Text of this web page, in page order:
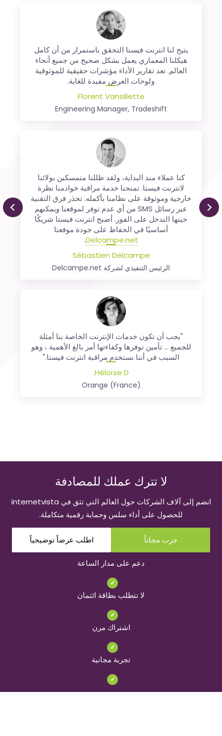
وجودنا فيبلجيكا وفرنساأوالمملكة المتحدةمن خلال
مواقع ويب مختلفة ، ليس من السهل دائمًا مراقبة كل
موقع على حدة. يسمح لنا انترنت فيستا بالقيام بذلك
دون أي مشاكل. يوفر لنا الوقت والمال!
Nicolas Finet
المؤسس المشارك،Sortlist
نستخدم انترنت فيستا منذ عام 2006 لمراقبة منصة
الدفع الخاصة بنا. نحن راضون تمامًا عن الخدمات التي
تقدمها انترنت فيستا، والتي أبدت، منذ البداية، جودة
خدمة ممتازة وقدرة على تطوير منصتها بناءً على
احتياجاتنا.
Xavier Thiran
يجب أن تكون خدمات الإنترنت الخاصة بنا أمثلة
للجميع... وبالتالي، التأكد من توافرها وفعاليتها أمر بالغ
الأهمية وحاسم للأعمال؛ وهو السبب في استخدامنا
لمراقبة مواقع الويب من انترنت فيستا منذ عام 2004.
André Blavier
رئيس قسم الاتصالات في ADN
يتيح لنا انترنت فيستا التحقق باستمرار من أن كامل
هيكلنا المعماري يعمل بشكل صحيح من جميع أنحاء
العالم. تعد تقارير الأداء مؤشرات حقيقية للموثوقية
ولوحات العرض مفيدة للغاية.
Florent Vansiliette
Engineering Manager, Tradeshift
كنا عملاء منذ البداية، ولقد ظللنا متمسكين بولائنا
لانترنت فيستا. تمنحنا خدمة مراقبة خوادمنا نظرة
خارجية وموثوقة على نظامنا بأكمله. تحذر فرق التقنية
عبر رسائل SMS من أي عدم توفر لموقعنا ويمكنهم
حينها التدخل على الفور. أصبح انترنت فيستا شريكًا
أساسيًا في الحفاظ على جودة موقعنا
Delcampe.net
.
Sébastien Delcampe
الرئيس التنفيذي لشركة Delcampe.net
"يجب أن تكون خدمات الإنترنت الخاصة بنا أمثلة
للجميع ... تأمين توفرها وكفاءتها أمر بالغ الأهمية ، وهو
السبب في أننا نستخدم مراقبة انترنت فيستا."
Héloïse D.
Orange (France)
لا تترك عملك للمصادفة
انضم إلى آلاف الشركات حول العالم التي تثق في internetvista
للحصول على أداء سلس وحماية رقمية متكاملة.
جرب مجاناً اطلب عرضاً توضيحياً
دعم على مدار الساعة
لا تتطلب بطاقة ائتمان
اشتراك مرن
تجربة مجانية